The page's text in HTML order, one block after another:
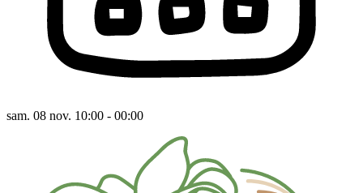
sam. 08 nov. 10:00 - 00:00